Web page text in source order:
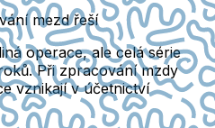
mezd řeší
operace, ale celá série
Při zpracování mzdy
vznikají v účetnictví